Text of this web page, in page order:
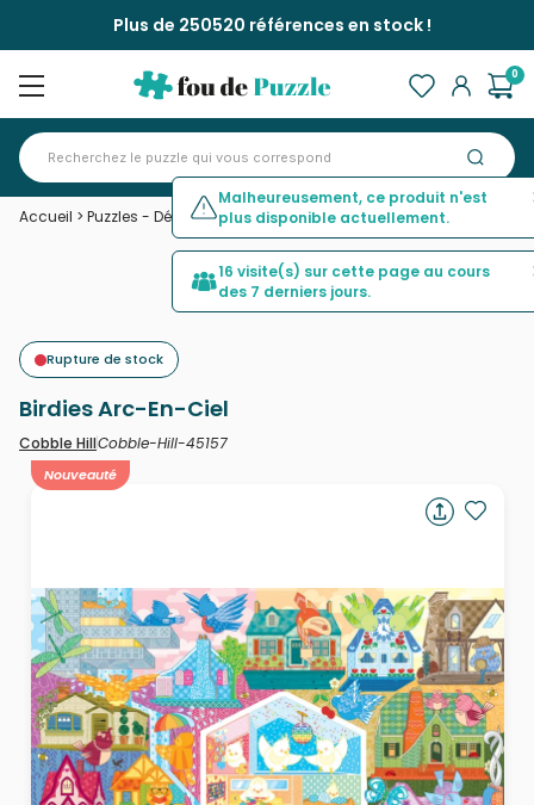
Plus de 250520 références en stock !
0
Accueil > Puzzles - Déco et Objets >Birdies Arc-En-Ciel
Rupture de stock
Birdies Arc-En-Ciel
Cobble HillCobble-Hill-45157
Nouveauté
Malheureusement, ce produit n'est
plus disponible actuellement.
16 visite(s) sur cette page au cours
des 7 derniers jours.